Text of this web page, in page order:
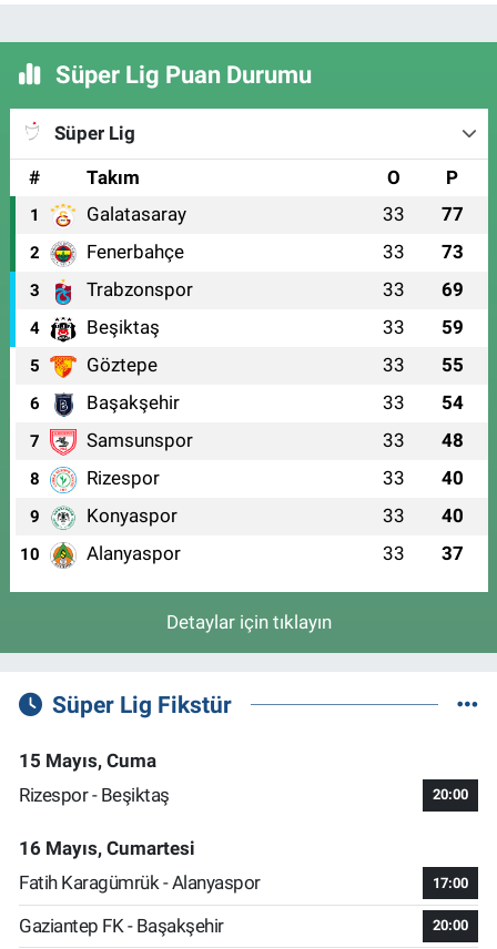
Süper Lig Puan Durumu
Süper Lig
#
Takım O P
1 Galatasaray 33 77
2 Fenerbahçe 33 73
3 Trabzonspor 33 69
4 Beşiktaş 33 59
5 Göztepe 33 55
6 Başakşehir 33 54
7 Samsunspor 33 48
8 Rizespor 33 40
9 Konyaspor 33 40
10 Alanyaspor 33 37
Detaylar için tıklayın
Süper Lig Fikstür
15 Mayıs, Cuma
Rizespor - Beşiktaş
20:00
16 Mayıs, Cumartesi
Fatih Karagümrük - Alanyaspor
17:00
Gaziantep FK - Başakşehir 20:00